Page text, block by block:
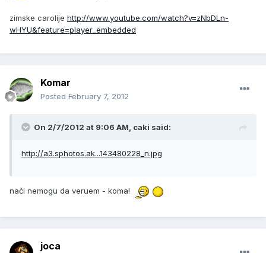
zimske carolije http://www.youtube.com/watch?v=zNbDLn-
wHYU&feature=player_embedded
Komar
Posted February 7, 2012
On 2/7/2012 at 9:06 AM, caki said:
http://a3.sphotos.ak...143480228_n.jpg
nači nemogu da veruem - koma!
joca